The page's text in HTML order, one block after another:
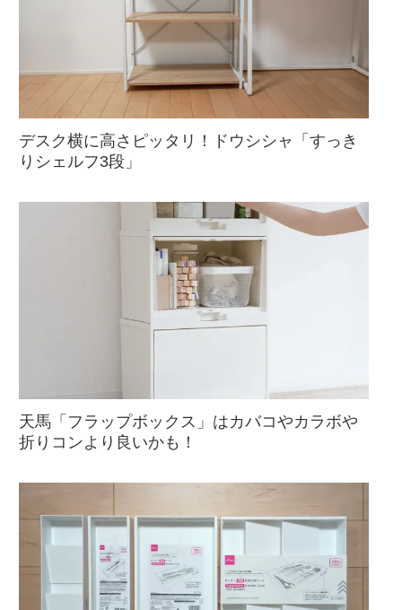
デスク横に高さピッタリ！ドウシシャ「すっき
りシェルフ3段」
天馬「フラップボックス」はカバコやカラボや
折りコンより良いかも！